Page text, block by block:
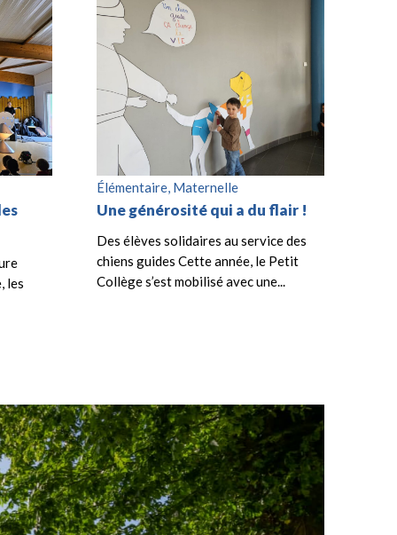
les
Élémentaire, Maternelle
Une générosité qui a du flair !
Des élèves solidaires au service des
chiens guides Cette année, le Petit
Collège s’est mobilisé avec une...